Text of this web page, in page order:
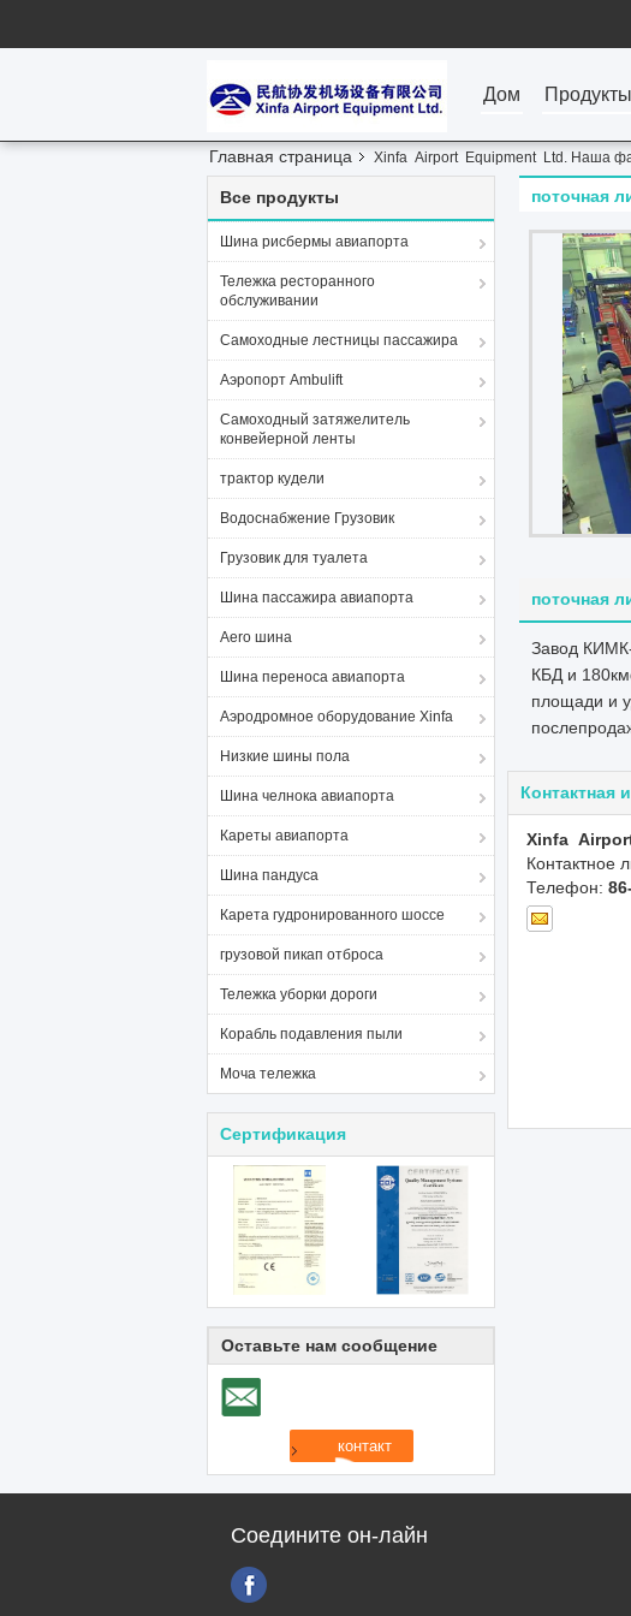
Дом Продукты
Главная страница Xinfa Airport Equipment Ltd. Наша
Все продукты
Шина рисбермы авиапорта
Тележка ресторанного
обслуживании
Самоходные лестницы пассажира
Аэропорт Ambulift
Самоходный затяжелитель
конвейерной ленты
трактор кудели
Водоснабжение Грузовик
Грузовик для туалета
Шина пассажира авиапорта
Aero шина
Шина переноса авиапорта
Аэродромное оборудование Xinfa
Низкие шины пола
Шина челнока авиапорта
Кареты авиапорта
Шина пандуса
Карета гудронированного шоссе
грузовой пикап отброса
Тележка уборки дороги
Корабль подавления пыли
Моча тележка
Сертификация
Оставьте нам сообщение
поточная
Станки
ОПЫТНОЕ
поточная
Завод
КБД и
площади и
Контактная
Xinfa
Контактное
Телефон:
Соедините он-лайн